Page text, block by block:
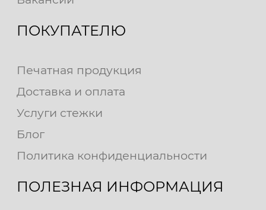
ПОКУПАТЕЛЮ
Печатная продукция
Доставка и оплата
Услуги стежки
Блог
Политика конфиденциальности
ПОЛЕЗНАЯ ИНФОРМАЦИЯ